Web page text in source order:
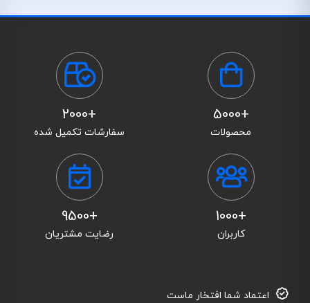
+5000
محصولات
+2000
سفارشات تکمیل شده
+1000
کاربران
+9500
رضایت مشتریان
اعتماد شما افتخار ماست